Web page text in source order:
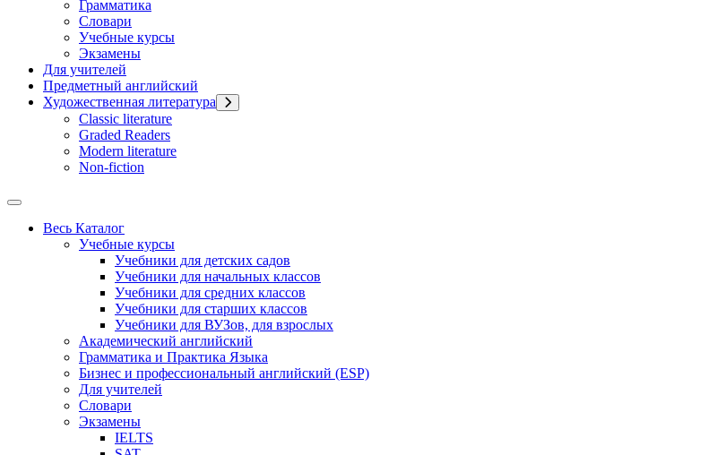
Грамматика
Словари
Учебные курсы
Экзамены
Для учителей
Предметный английский
Художественная литература
Classic literature
Graded Readers
Modern literature
Non-fiction
Весь Каталог
Учебные курсы
Учебники для детских садов
Учебники для начальных классов
Учебники для средних классов
Учебники для старших классов
Учебники для ВУЗов, для взрослых
Академический английский
Грамматика и Практика Языка
Бизнес и профессиональный английский (ESP)
Для учителей
Словари
Экзамены
IELTS